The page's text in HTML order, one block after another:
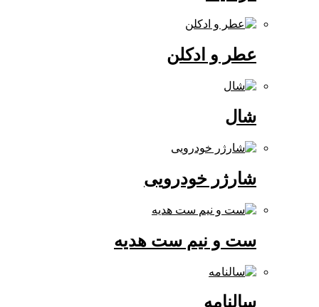
عطر و ادکلن
شارژر خودرویی
ست و نیم ست هدیه